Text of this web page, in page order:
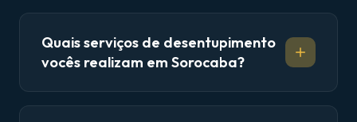
Quais serviços de desentupimento
vocês realizam em Sorocaba?